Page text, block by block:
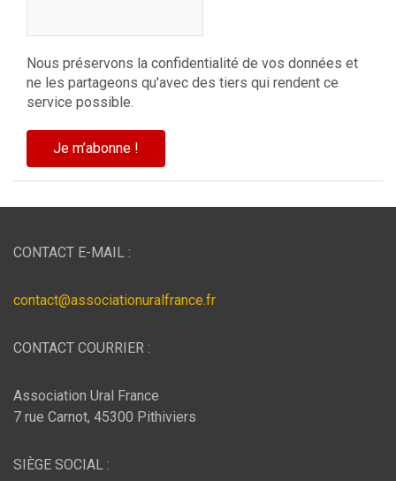
Nous préservons la confidentialité de vos données et
ne les partageons qu'avec des tiers qui rendent ce
service possible.
CONTACT E-MAIL :
contact@associationuralfrance.fr
CONTACT COURRIER :
Association Ural France
7 rue Carnot, 45300 Pithiviers
SIÈGE SOCIAL :